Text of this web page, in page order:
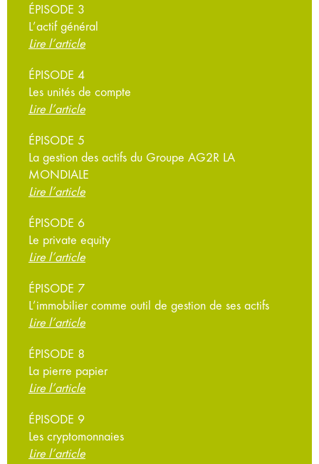
ÉPISODE 3
L’actif général
Lire l’article
ÉPISODE 4
Les unités de compte
Lire l’article
ÉPISODE 5
La gestion des actifs du Groupe AG2R LA
MONDIALE
Lire l’article
ÉPISODE 6
Le private equity
Lire l’article
ÉPISODE 7
L’immobilier comme outil de gestion de ses actifs
Lire l’article
ÉPISODE 8
La pierre papier
Lire l’article
ÉPISODE 9
Les cryptomonnaies
Lire l’article